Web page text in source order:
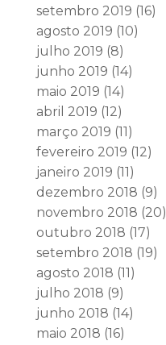
setembro 2019 (16)
agosto 2019 (10)
julho 2019 (8)
junho 2019 (14)
maio 2019 (14)
abril 2019 (12)
março 2019 (11)
fevereiro 2019 (12)
janeiro 2019 (11)
dezembro 2018 (9)
novembro 2018 (20)
outubro 2018 (17)
setembro 2018 (19)
agosto 2018 (11)
julho 2018 (9)
junho 2018 (14)
maio 2018 (16)